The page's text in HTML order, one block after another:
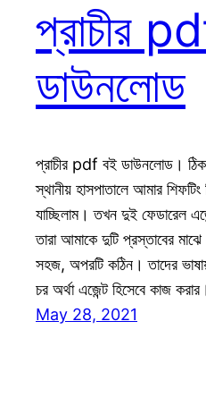
প্রাচীর
ডাউনলোড
প্রাচীর pdf বই ডাউনলোড।
স্থানীয় হাসপাতালে আমার
যাচ্ছিলাম। তখন দুই ফেডারেল
তারা আমাকে দুটি প্রস্তাবের
সহজ, অপরটি কঠিন। তাদের
চর অর্থা এজেন্ট হিসেবে কাজ
May 28, 2021